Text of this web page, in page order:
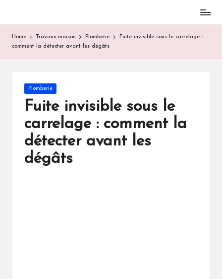
content
Home Travaux maison Plomberie
Fuite invisible sous le carrelage :
comment la détecter avant les dégâts
Posted
in
Plomberie
Fuite invisible sous le
carrelage : comment la
détecter avant les
dégâts